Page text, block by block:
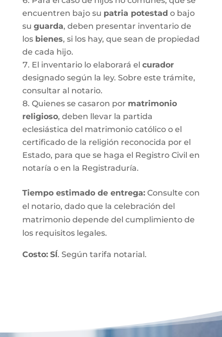
encuentren bajo su patria potestad o bajo
su guarda, deben presentar inventario de
los bienes, si los hay, que sean de propiedad
de cada hijo.
El inventario lo elaborará el curador
designado según la ley. Sobre este trámite,
consultar al notario.
Quienes se casaron por matrimonio
religioso, deben llevar la partida
eclesiástica del matrimonio católico o el
certificado de la religión reconocida por el
Estado, para que se haga el Registro Civil en
notaría o en la Registraduría.
Tiempo estimado de entrega:Consulte con
el notario, dado que la celebración del
matrimonio depende del cumplimiento de
los requisitos legales.
Costo: SÍ. Según tarifa notarial.